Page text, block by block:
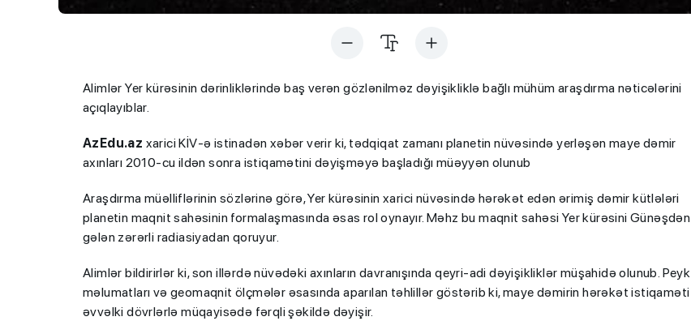
Alimlər Yer kürəsinin dərinliklərində baş verən gözlənilməz dəyişikliklə bağlı mühüm araşdırma nəticələrini
açıqlayıblar.
AzEdu.az xarici KİV-ə istinadən xəbər verir ki, tədqiqat zamanı planetin nüvəsində yerləşən maye dəmir
axınları 2010-cu ildən sonra istiqamətini dəyişməyə başladığı müəyyən olunub
Araşdırma müəlliflərinin sözlərinə görə, Yer kürəsinin xarici nüvəsində hərəkət edən ərimiş dəmir kütlələri
planetin maqnit sahəsinin formalaşmasında əsas rol oynayır. Məhz bu maqnit sahəsi Yer kürəsini Günəşdən
gələn zərərli radiasiyadan qoruyur.
Alimlər bildirirlər ki, son illərdə nüvədəki axınların davranışında qeyri-adi dəyişikliklər müşahidə olunub. Peyk
məlumatları və geomaqnit ölçmələr əsasında aparılan təhlillər göstərib ki, maye dəmirin hərəkət istiqaməti
əvvəlki dövrlərlə müqayisədə fərqli şəkildə dəyişir.